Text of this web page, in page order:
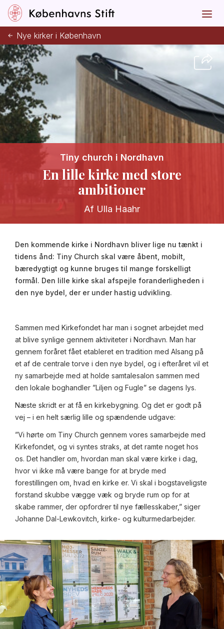
Nye kirker i København
En lille kirke med store
ambitioner
Tiny church i Nordhavn
Af Ulla Haahr
Den kommende kirke i Nordhavn bliver lige nu tænkt i
tidens ånd: Tiny Church skal være åbent, mobilt,
bæredygtigt og kunne bruges til mange forskelligt
formål. Den lille kirke skal afspejle foranderligheden i
den nye bydel, der er under hastig udvikling.
Sammen med Kirkefondet har man i sognet arbejdet med
at blive synlige gennem aktiviteter i Nordhavn. Man har
gennem foråret fået etableret en tradition med Alsang på
et af de centrale torve i den nye bydel, og i efteråret vil et
ny samarbejde med at holde samtalesalon sammen med
den lokale boghandler ”Liljen og Fugle” se dagens lys.
Næste skridt er at få en kirkebygning. Og det er godt på
vej – i en helt særlig lille og spændende udgave:
”Vi hørte om Tiny Church gennem vores samarbejde med
Kirkefondet, og vi syntes straks, at det ramte noget hos
os. Det handler om, hvordan man skal være kirke i dag,
hvor vi ikke må være bange for at bryde med
forestillingen om, hvad en kirke er. Vi skal i bogstaveligste
forstand skubbe vægge væk og bryde rum op for at
skabe rammer, der opfordrer til nye fællesskaber,” siger
Johanne Dal-Lewkovitch, kirke- og kulturmedarbejder.